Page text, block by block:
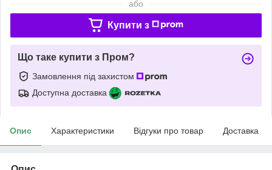
або
Купити з
Що таке купити з Пром?
Замовлення під захистом
Доступна доставка
Опис Характеристики Відгуки про товар Доставка